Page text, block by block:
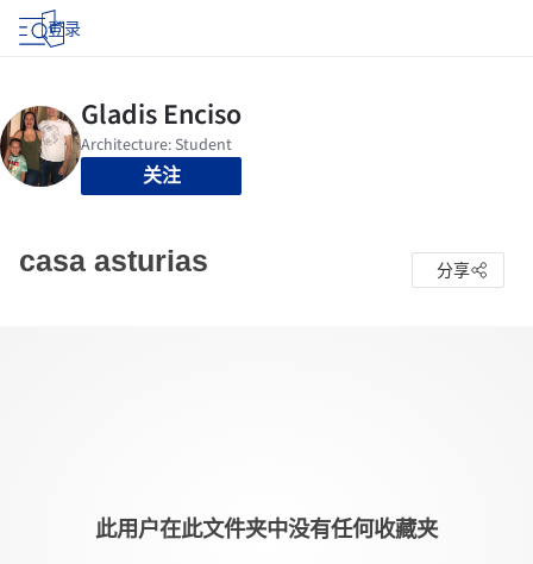
登录
关注
casa asturias 分享
此用户在此文件夹中没有任何收藏夹